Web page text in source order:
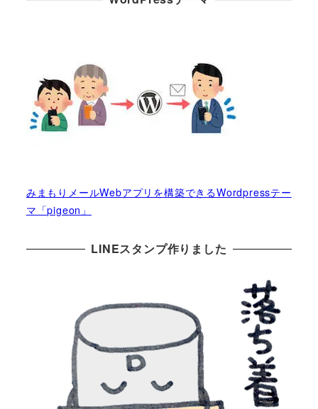
みまもりメールWebアプリを構築できるWordpressテー
マ「pigeon」
LINEスタンプ作りました